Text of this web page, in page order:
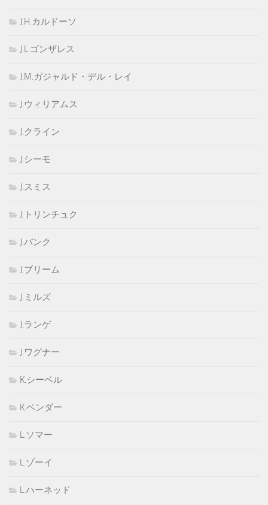
J.H.カルドーソ
J.L.ゴンザレス
J.M.ガジャルド・デル・レイ
J.ウィリアムス
J.クライン
J.シーモ
J.スミス
J.トリンチュク
J.バンク
J.ブリーム
J.ミルズ
J.ランゲ
J.ワグナー
K.シーベル
K.ベンダー
L.ソマー
L.ゾーイ
L.ハーネッド